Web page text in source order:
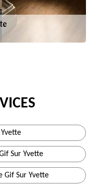
Sur Yvette
Gif Sur Yvette